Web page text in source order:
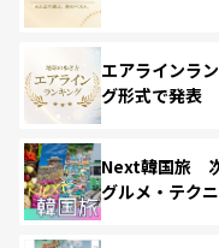
エアラインラ
グ形式で発表
Next韓国旅 次
グルメ・テク